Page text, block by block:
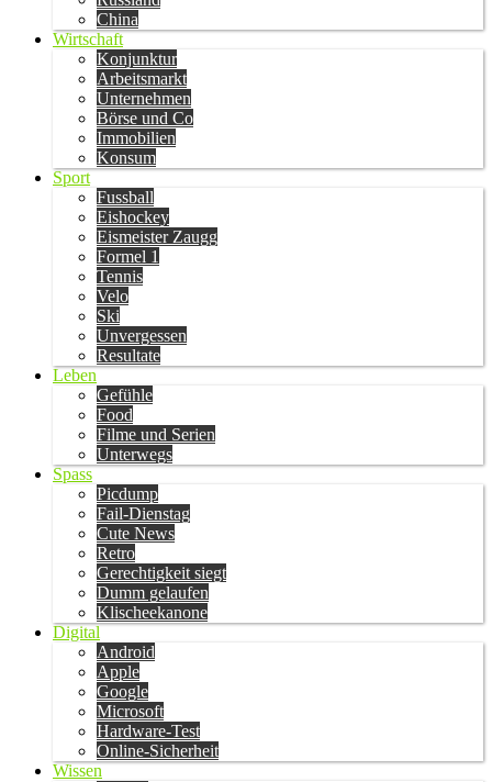
China
Wirtschaft
Konjunktur
Arbeitsmarkt
Unternehmen
Börse und Co
Immobilien
Konsum
Sport
Fussball
Eishockey
Eismeister Zaugg
Formel 1
Tennis
Velo
Ski
Unvergessen
Resultate
Leben
Gefühle
Food
Filme und Serien
Unterwegs
Spass
Picdump
Fail-Dienstag
Cute News
Retro
Gerechtigkeit siegt
Dumm gelaufen
Klischeekanone
Digital
Android
Apple
Google
Microsoft
Hardware-Test
Online-Sicherheit
Wissen